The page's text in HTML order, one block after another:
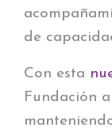
de
Con esta
Fundación